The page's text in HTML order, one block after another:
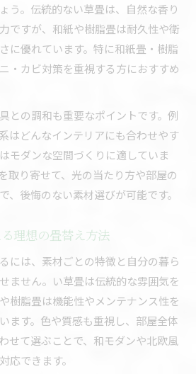
う。伝統的ない草畳は、自然な香り
ですが、和紙や樹脂畳は耐久性や衛
に優れています。特に和紙畳・樹脂
・カビ対策を重視する方におすすめ
との調和も重要なポイントです。例
はどんなインテリアにも合わせやす
モダンな空間づくりに適していま
取り寄せて、光の当たり方や部屋の
、後悔のない素材選びが可能です。
理想の畳替え方法
には、素材ごとの特徴と自分の暮ら
ません。い草畳は伝統的な雰囲気を
樹脂畳は機能性やメンテナンス性を
ます。色や質感も重視し、部屋全体
せて選ぶことで、和モダンや北欧風
応できます。